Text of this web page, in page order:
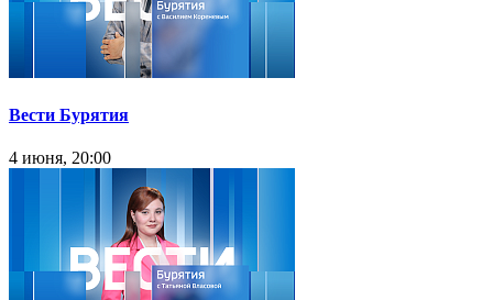
Вести Бурятия
4 июня, 20:00